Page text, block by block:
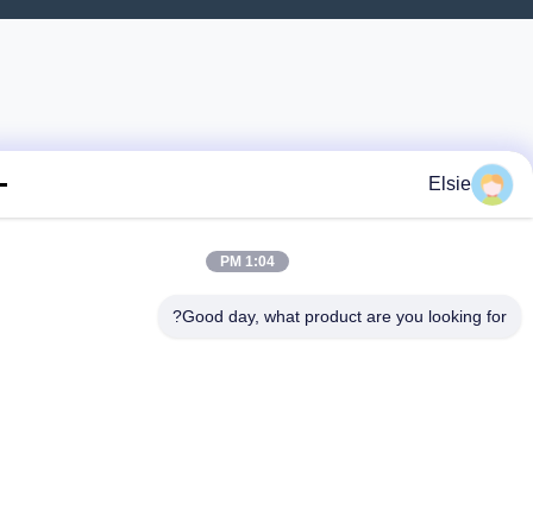
Elsie
1:04 PM
Good day, what product are you looking